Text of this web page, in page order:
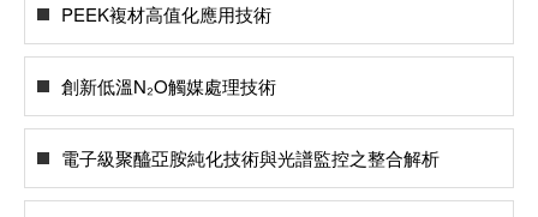
PEEK複材高值化應用技術
創新低溫N₂O觸媒處理技術
電子級聚醯亞胺純化技術與光譜監控之整合解析